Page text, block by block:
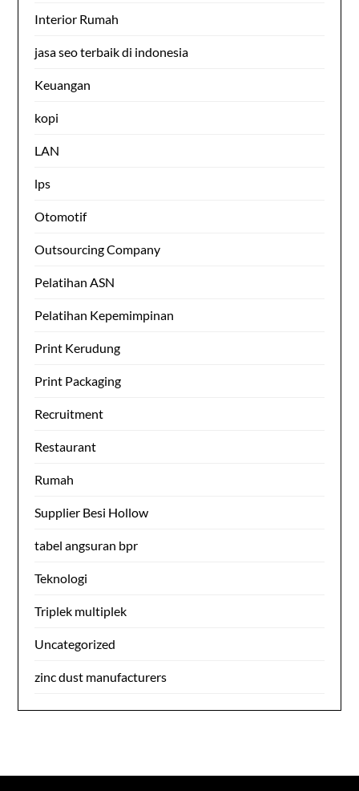
Interior Rumah
jasa seo terbaik di indonesia
Keuangan
kopi
LAN
lps
Otomotif
Outsourcing Company
Pelatihan ASN
Pelatihan Kepemimpinan
Print Kerudung
Print Packaging
Recruitment
Restaurant
Rumah
Supplier Besi Hollow
tabel angsuran bpr
Teknologi
Triplek multiplek
Uncategorized
zinc dust manufacturers